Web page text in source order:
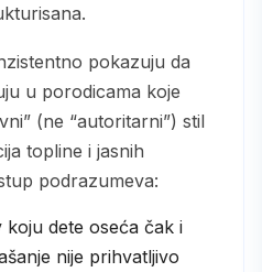
u porodicama koje
(ne “autoritarni”) stil
topline i jasnih
podrazumeva:
dete oseća čak i
nije prihvatljivo